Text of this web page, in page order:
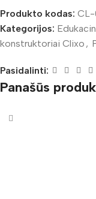
Produkto kodas: CL-
Kategorijos:
konstruktoriai Clixo ,
Pasidalinti:
Panašūs